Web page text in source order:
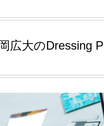
岡広大のDressing